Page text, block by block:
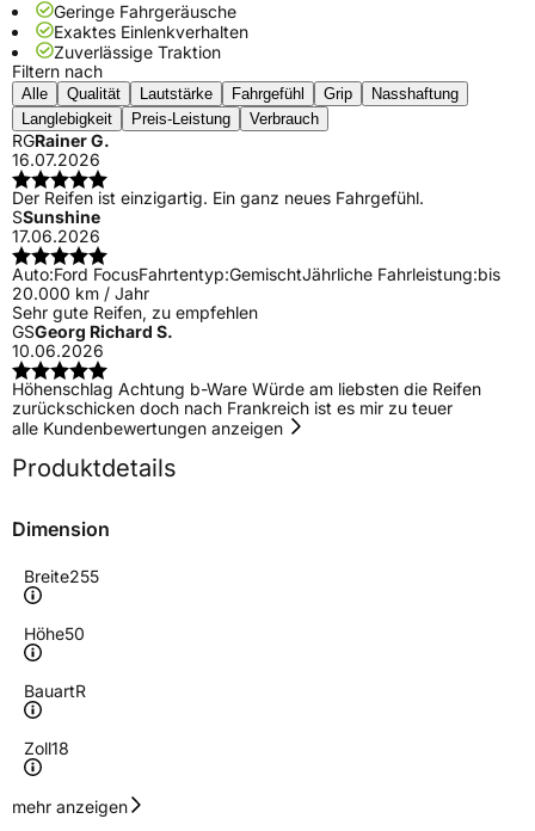
Geringe Fahrgeräusche
Exaktes Einlenkverhalten
Zuverlässige Traktion
Filtern nach
Alle Qualität Lautstärke Fahrgefühl Grip
Nasshaftung
Langlebigkeit
Preis-Leistung Verbrauch
RGRainer G.
16.07.2026
Der Reifen ist einzigartig. Ein ganz neues Fahrgefühl.
SSunshine
17.06.2026
Auto:Ford FocusFahrtentyp:GemischtJährliche Fahrleistung:bis
20.000 km / Jahr
Sehr gute Reifen, zu empfehlen
GSGeorg Richard S.
10.06.2026
Höhenschlag Achtung b-Ware Würde am liebsten die Reifen
zurückschicken doch nach Frankreich ist es mir zu teuer
alle Kundenbewertungen anzeigen
Produktdetails
Dimension
Breite255
Höhe50
BauartR
Zoll18
Geschwindigkeitsindex
mehr anzeigen